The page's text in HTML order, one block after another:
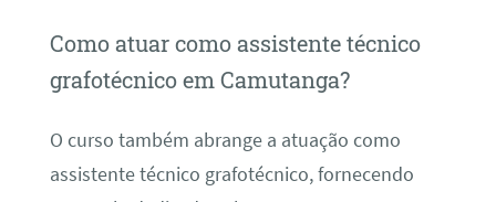
Como atuar como assistente técnico
grafotécnico em Camutanga?
O curso também abrange a atuação como
assistente técnico grafotécnico, fornecendo